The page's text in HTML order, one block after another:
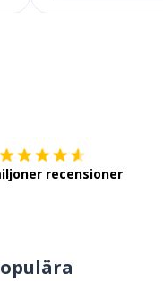
recensioner